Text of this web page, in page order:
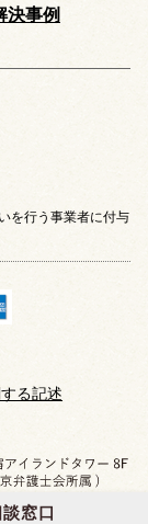
窓口
決事例
を行う事業者に付与
る記述